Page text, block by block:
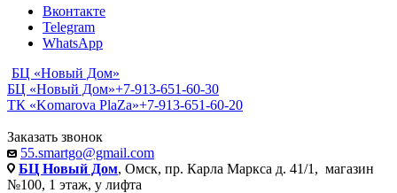
Вконтакте
Telegram
WhatsApp
БЦ «Новый Дом»
БЦ «Новый Дом»+7-913-651-60-30
ТК «Komarova PlaZa»+7-913-651-60-20
Заказать звонок
55.smartgo@gmail.com
БЦ Новый Дом, Омск, пр. Карла Маркса д. 41/1, магазин
№100, 1 этаж, у лифта